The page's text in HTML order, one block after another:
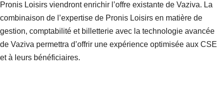
Pronis Loisirs viendront enrichir l’offre existante de Vaziva. La
combinaison de l’expertise de Pronis Loisirs en matière de
gestion, comptabilité et billetterie avec la technologie avancée
de Vaziva permettra d’offrir une expérience optimisée aux CSE
et à leurs bénéficiaires.